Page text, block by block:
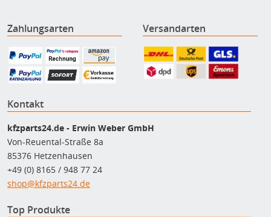
Zahlungsarten Versandarten
Kontakt
kfzparts24.de - Erwin Weber GmbH
Von-Reuental-Straße 8a
85376 Hetzenhausen
+49 (0) 8165 / 948 77 24
shop@kfzparts24.de
Top Produkte